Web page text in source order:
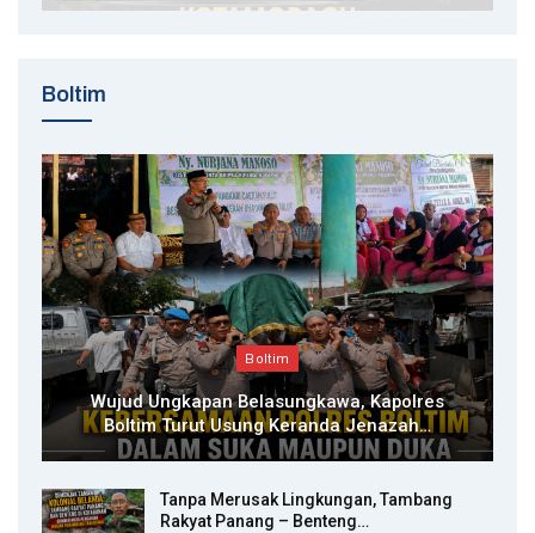
Boltim
Boltim
Wujud Ungkapan Belasungkawa, Kapolres
Boltim Turut Usung Keranda Jenazah…
Tanpa Merusak Lingkungan, Tambang
Rakyat Panang – Benteng…